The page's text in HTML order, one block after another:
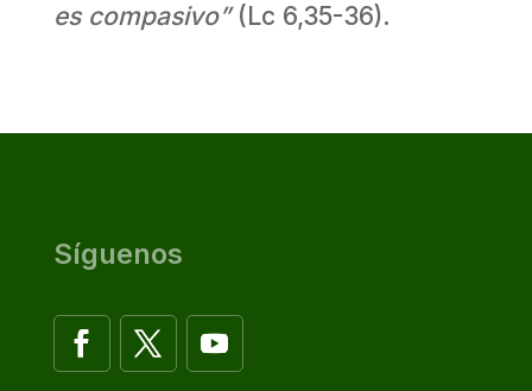
es compasivo”(Lc 6,35-36).
Síguenos